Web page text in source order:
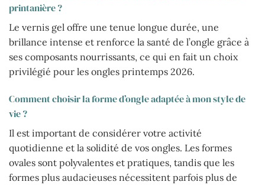
printanière ?
Le vernis gel offre une tenue longue durée, une
brillance intense et renforce la santé de l’ongle grâce à
ses composants nourrissants, ce qui en fait un choix
privilégié pour les ongles printemps 2026.
Comment choisir la forme d’ongle adaptée à mon style de
vie ?
Il est important de considérer votre activité
quotidienne et la solidité de vos ongles. Les formes
ovales sont polyvalentes et pratiques, tandis que les
formes plus audacieuses nécessitent parfois plus de